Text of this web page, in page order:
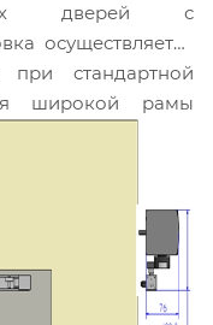
дверей с
осуществляется
стандартной
широкой рамы